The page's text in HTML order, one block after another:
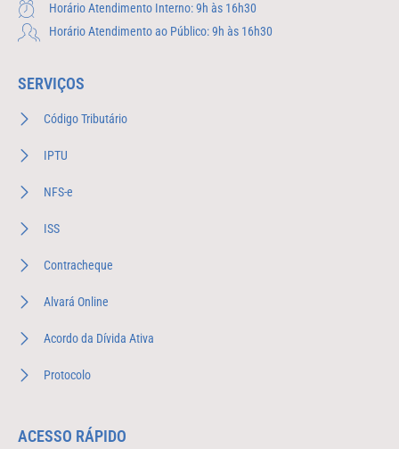
Horário Atendimento Interno: 9h às 16h30
Horário Atendimento ao Público: 9h às 16h30
SERVIÇOS
Código Tributário
IPTU
NFS-e
ISS
Contracheque
Alvará Online
Acordo da Dívida Ativa
Protocolo
ACESSO RÁPIDO